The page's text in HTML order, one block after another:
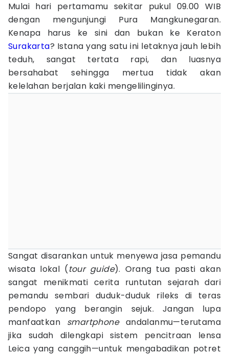
Mulai hari pertamamu sekitar pukul 09.00 WIB
dengan mengunjungi Pura Mangkunegaran.
Kenapa harus ke sini dan bukan ke Keraton
Surakarta? Istana yang satu ini letaknya jauh lebih
teduh, sangat tertata rapi, dan luasnya
bersahabat sehingga mertua tidak akan
kelelahan berjalan kaki mengelilinginya.
Sangat disarankan untuk menyewa jasa pemandu
wisata lokal (tour guide). Orang tua pasti akan
sangat menikmati cerita runtutan sejarah dari
pemandu sembari duduk-duduk rileks di teras
pendopo yang berangin sejuk. Jangan lupa
manfaatkan smartphoneandalanmu—terutama
jika sudah dilengkapi sistem pencitraan lensa
Leica yang canggih—untuk mengabadikan potret